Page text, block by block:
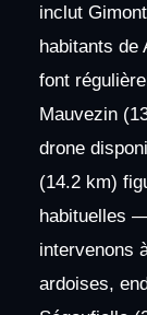
inclut
habitants de
font
Mauvezin
drone
(14.2 km)
habituelles
intervenons
ardoises,